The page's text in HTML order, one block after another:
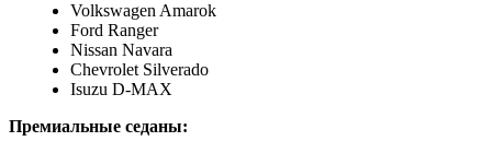
Volkswagen Amarok
Ford Ranger
Nissan Navara
Chevrolet Silverado
Isuzu D-MAX
Премиальные седаны: